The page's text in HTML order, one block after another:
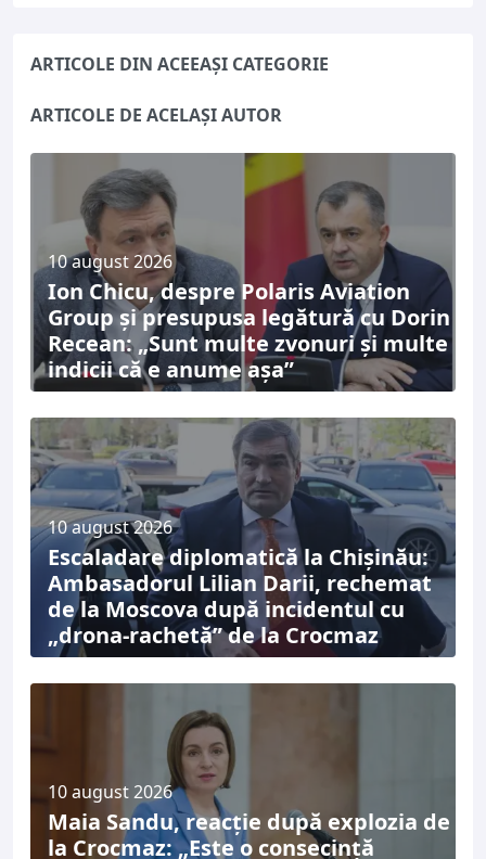
ARTICOLE DIN ACEEAȘI CATEGORIE
ARTICOLE DE ACELAȘI AUTOR
10 august 2026
Ion Chicu, despre Polaris Aviation
Group și presupusa legătură cu Dorin
Recean: „Sunt multe zvonuri și multe
indicii că e anume așa”
10 august 2026
Escaladare diplomatică la Chișinău:
Ambasadorul Lilian Darii, rechemat
de la Moscova după incidentul cu
„drona-rachetă” de la Crocmaz
10 august 2026
Maia Sandu, reacție după explozia de
la Crocmaz: „Este o consecință